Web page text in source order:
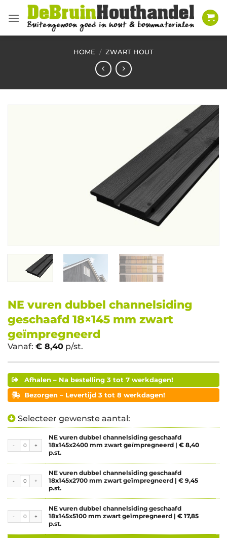
naar
HOME / ZWART HOUT
NE vuren dubbel channelsiding
geschaafd 18×145 mm zwart
geïmpregneerd
Vanaf: € 8,40 p/st.
Afhalen – Na bestelling 3 tot 7 werkdagen!
Bezorgen – Levertijd 3 tot 8 werkdagen!
Selecteer gewenste aantal:
NE vuren dubbel channelsiding geschaafd 18x145x2400 mm zwart geïmpregneerd aantal
NE vuren dubbel channelsiding geschaafd
18x145x2400 mm zwart geïmpregneerd |€ 8,40
p.st.
NE vuren dubbel channelsiding geschaafd 18x145x2700 mm zwart geïmpregneerd aantal
NE vuren dubbel channelsiding geschaafd
18x145x2700 mm zwart geïmpregneerd |€ 9,45
p.st.
NE vuren dubbel channelsiding geschaafd 18x145x5100 mm zwart geïmpregneerd aantal
NE vuren dubbel channelsiding geschaafd
18x145x5100 mm zwart geïmpregneerd |€ 17,85
p.st.